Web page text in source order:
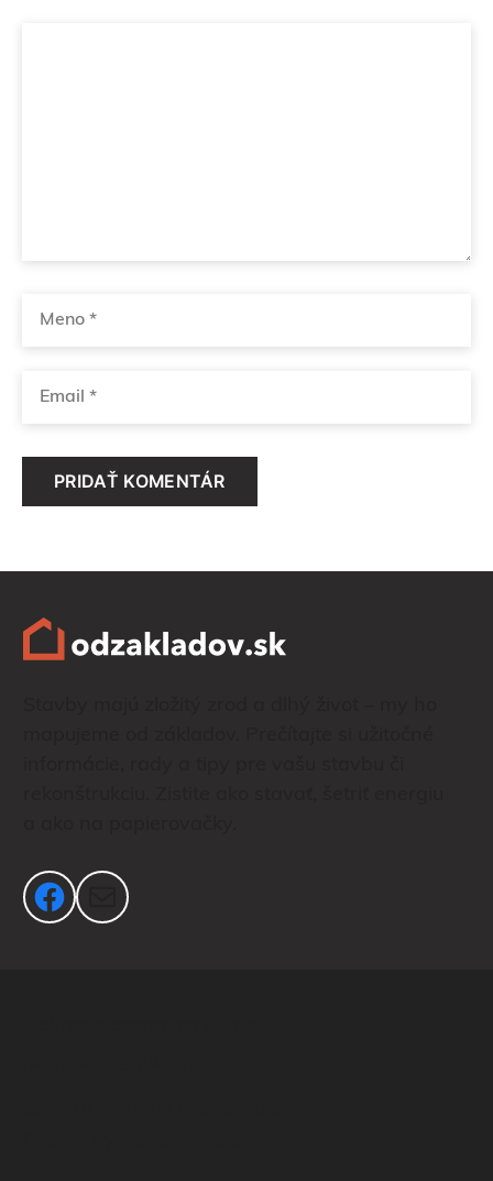
Facebook
Mail